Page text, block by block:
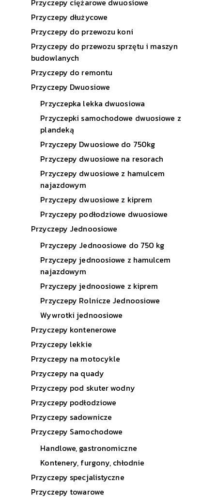
Przyczepy dłużycowe
Przyczepy do przewozu koni
Przyczepy do przewozu sprzętu i maszyn
budowlanych
Przyczepy do remontu
Przyczepy Dwuosiowe
Przyczepka lekka dwuosiowa
Przyczepki samochodowe dwuosiowe z
plandeką
Przyczepy Dwuosiowe do 750kg
Przyczepy dwuosiowe na resorach
Przyczepy dwuosiowe z hamulcem
najazdowym
Przyczepy dwuosiowe z kiprem
Przyczepy podłodziowe dwuosiowe
Przyczepy Jednoosiowe
Przyczepy Jednoosiowe do 750 kg
Przyczepy jednoosiowe z hamulcem
najazdowym
Przyczepy jednoosiowe z kiprem
Przyczepy Rolnicze Jednoosiowe
Wywrotki jednoosiowe
Przyczepy kontenerowe
Przyczepy lekkie
Przyczepy na motocykle
Przyczepy na quady
Przyczepy pod skuter wodny
Przyczepy podłodziowe
Przyczepy sadownicze
Przyczepy Samochodowe
Handlowe, gastronomiczne
Kontenery, furgony, chłodnie
Przyczepy specjalistyczne
Przyczepy towarowe